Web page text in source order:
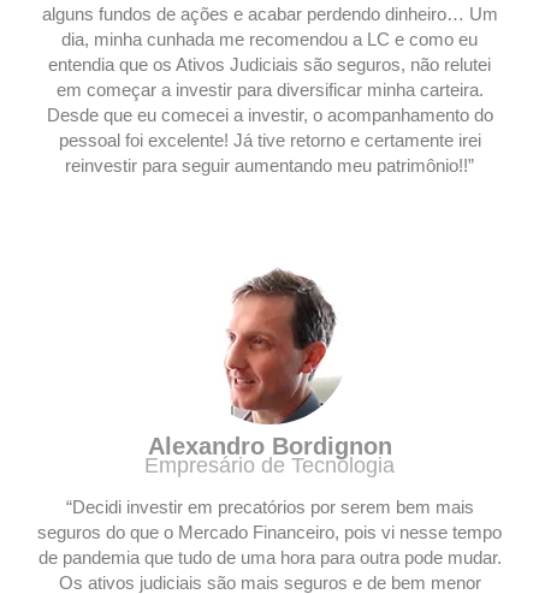
alguns fundos de ações e acabar perdendo dinheiro… Um
dia, minha cunhada me recomendou a LC e como eu
entendia que os Ativos Judiciais são seguros, não relutei
em começar a investir para diversificar minha carteira.
Desde que eu comecei a investir, o acompanhamento do
pessoal foi excelente! Já tive retorno e certamente irei
reinvestir para seguir aumentando meu patrimônio!!”
Alexandro Bordignon
Empresário de Tecnologia
“Decidi investir em precatórios por serem bem mais
seguros do que o Mercado Financeiro, pois vi nesse tempo
de pandemia que tudo de uma hora para outra pode mudar.
Os ativos judiciais são mais seguros e de bem menor